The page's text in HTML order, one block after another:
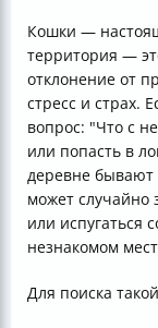
Кошки —
территория —
отклонение от
стресс и страх.
вопрос: "Что с
или попасть в
деревне
может случайно
или испугаться
незнакомом
Для поиска